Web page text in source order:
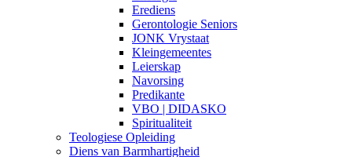
Erediens
Gerontologie Seniors
JONK Vrystaat
Kleingemeentes
Leierskap
Navorsing
Predikante
VBO | DIDASKO
Spiritualiteit
Teologiese Opleiding
Diens van Barmhartigheid